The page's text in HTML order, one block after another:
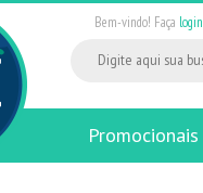
Bem-vindo! Faça login
Promocionais